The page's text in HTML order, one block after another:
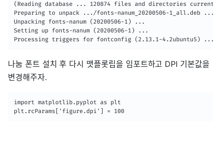
(Reading database ... 120874 files and directories
Preparing to unpack .../fonts-nanum_20200506-1_all.deb ...
Unpacking fonts-nanum (20200506-1) ...
Setting up fonts-nanum (20200506-1) ...
Processing triggers for fontconfig (2.13.1-4.2ubuntu5) ...
나눔 폰트 설치 후 다시 맷플롯립을 임포트하고 DPI 기본값을
변경해주자.
import matplotlib.pyplot as plt
plt.rcParams['figure.dpi'] = 100